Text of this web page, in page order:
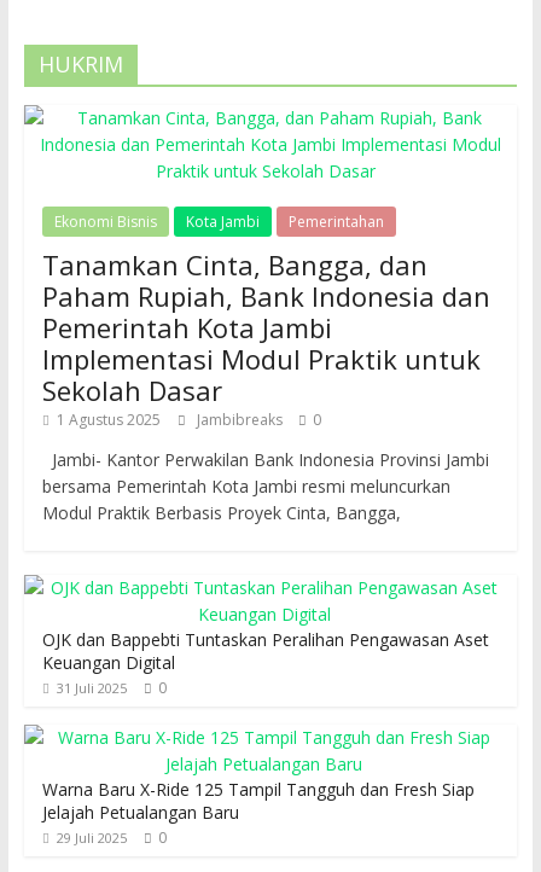
HUKRIM
Ekonomi Bisnis Kota Jambi Pemerintahan
Tanamkan Cinta, Bangga, dan
Paham Rupiah, Bank Indonesia dan
Pemerintah Kota Jambi
Implementasi Modul Praktik untuk
Sekolah Dasar
1 Agustus 2025 Jambibreaks 0
Jambi- Kantor Perwakilan Bank Indonesia Provinsi Jambi
bersama Pemerintah Kota Jambi resmi meluncurkan
Modul Praktik Berbasis Proyek Cinta, Bangga,
OJK dan Bappebti Tuntaskan Peralihan Pengawasan Aset
Keuangan Digital
31 Juli 2025 0
Warna Baru X-Ride 125 Tampil Tangguh dan Fresh Siap
Jelajah Petualangan Baru
29 Juli 2025 0